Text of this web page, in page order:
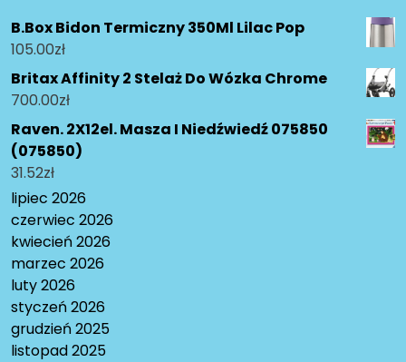
B.Box Bidon Termiczny 350Ml Lilac Pop
105.00zł
Britax Affinity 2 Stelaż Do Wózka Chrome
700.00zł
Raven. 2X12el. Masza I Niedźwiedź 075850
(075850)
31.52zł
lipiec 2026
czerwiec 2026
kwiecień 2026
marzec 2026
luty 2026
styczeń 2026
grudzień 2025
listopad 2025